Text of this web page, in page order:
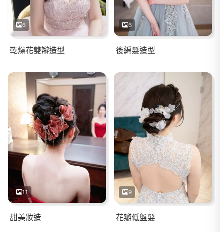
6
乾燥花雙辮造型
6
後編髮造型
11
甜美妝造
9
花瓣低盤髮